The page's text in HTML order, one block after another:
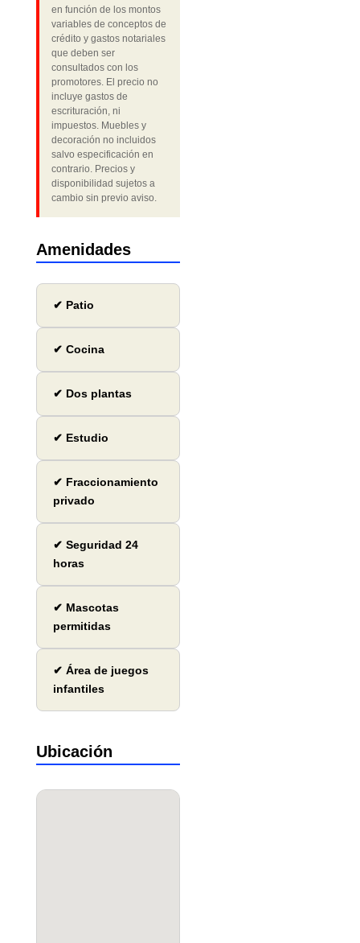
en función de los montos
variables de conceptos de
crédito y gastos notariales
que deben ser
consultados con los
promotores. El precio no
incluye gastos de
escrituración, ni
impuestos. Muebles y
decoración no incluidos
salvo especificación en
contrario. Precios y
disponibilidad sujetos a
cambio sin previo aviso.
Amenidades
✔ Patio
✔ Cocina
✔ Dos plantas
✔ Estudio
✔ Fraccionamiento
privado
✔ Seguridad 24
horas
✔ Mascotas
permitidas
✔ Área de juegos
infantiles
Ubicación